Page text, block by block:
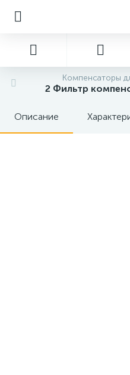
Компенсаторы
2 Фильтр
Описание